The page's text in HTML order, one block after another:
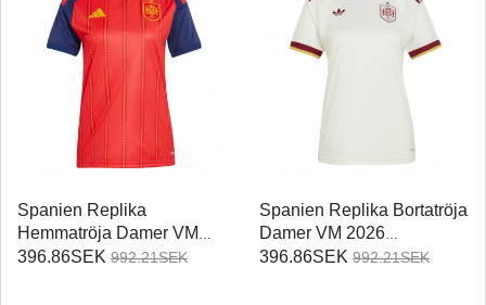
Spanien Replika
Hemmatröja Damer VM
2026 Kortärmad
396.86SEK 992.21SEK
Spanien Replika Bortatröja
Damer VM 2026
Kortärmad
396.86SEK 992.21SEK